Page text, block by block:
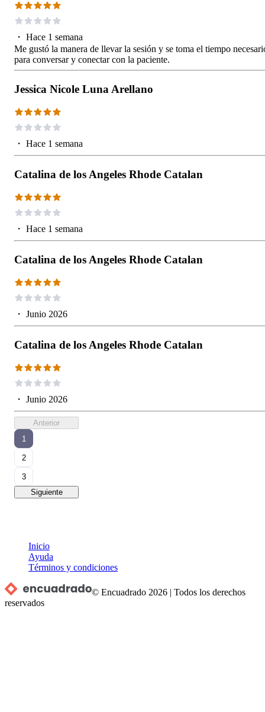
・ Hace 1 semana
Me gustó la manera de llevar la sesión y se toma el tiempo
para conversar y conectar con la paciente.
Jessica Nicole Luna Arellano
・ Hace 1 semana
Catalina de los Angeles Rhode Catalan
・ Hace 1 semana
Catalina de los Angeles Rhode Catalan
・ Junio 2026
Catalina de los Angeles Rhode Catalan
・ Junio 2026
Anterior
1
2
3
Siguiente
Inicio
Ayuda
Términos y condiciones
© Encuadrado 2026 |Todos los derechos
reservados